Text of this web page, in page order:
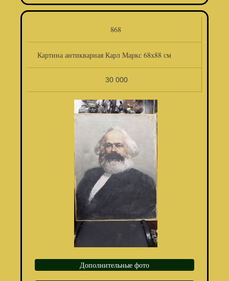
868
Картина антикварная Карл Маркс 68х88 см
30 000
Дополнительные фото